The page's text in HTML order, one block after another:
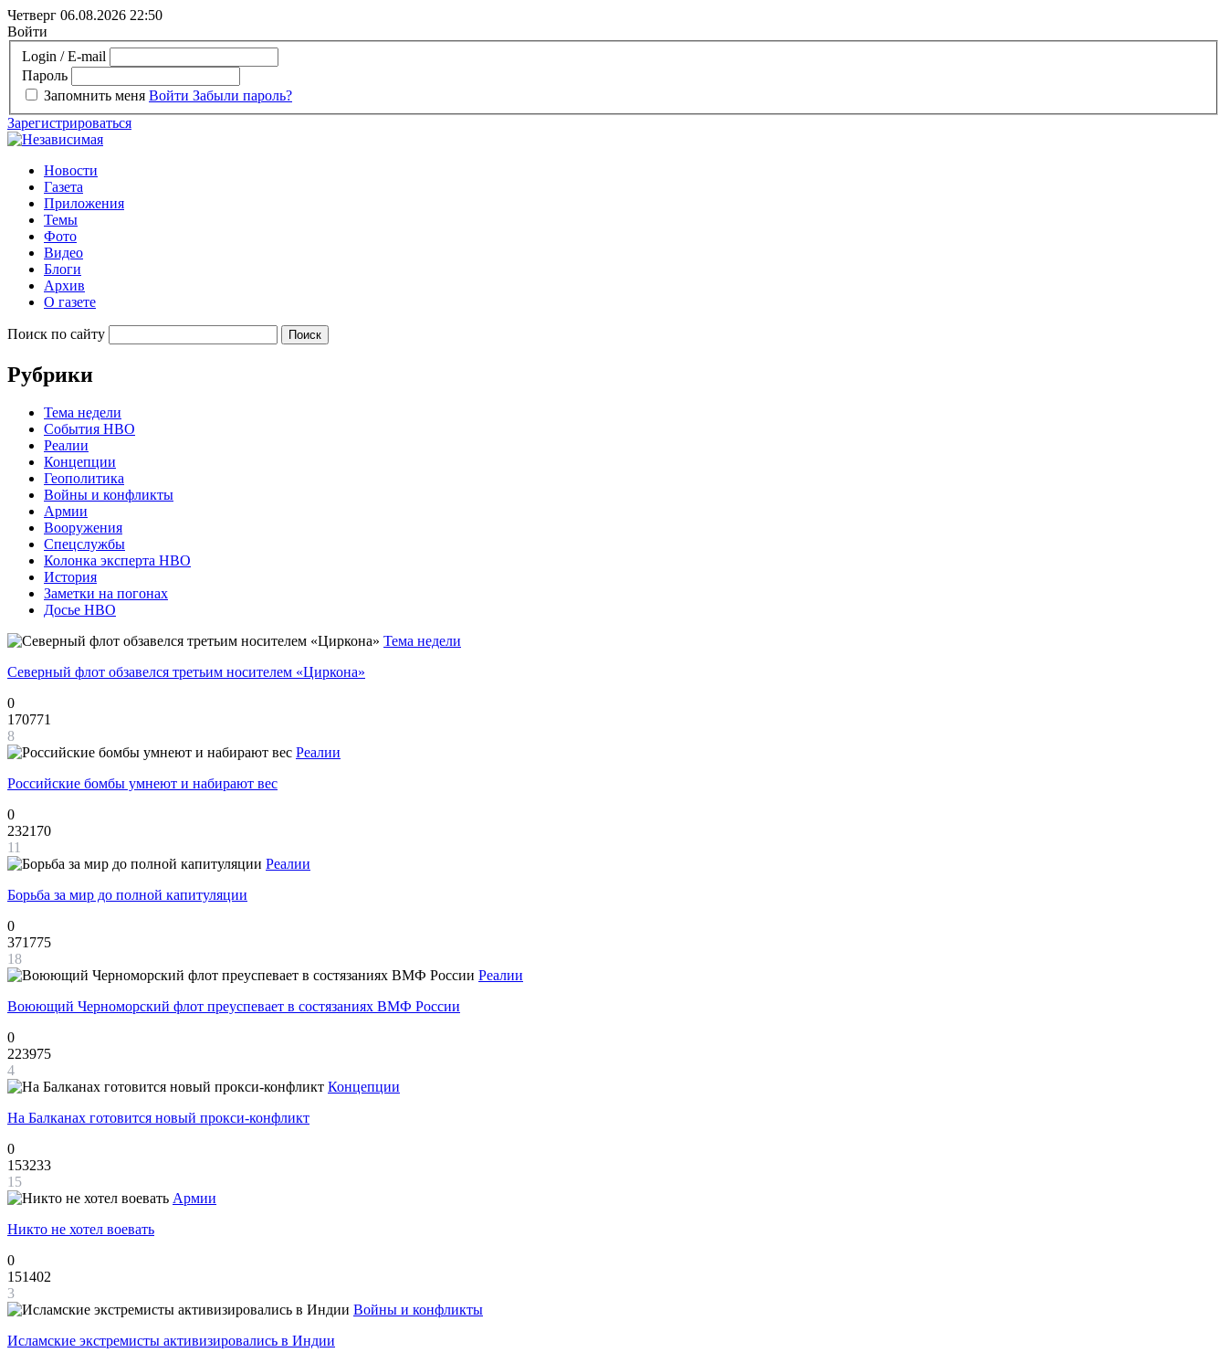
Четверг 06.08.2026 22:50
Войти
Login / E-mail
Пароль
Запомнить меня Войти Забыли пароль?
Зарегистрироваться
Новости
Газета
Приложения
Темы
Фото
Видео
Блоги
Архив
О газете
Поиск по сайту
Рубрики
Тема недели
События НВО
Реалии
Концепции
Геополитика
Войны и конфликты
Армии
Вооружения
Спецслужбы
Колонка эксперта НВО
История
Заметки на погонах
Досье НВО
Тема недели
Северный флот обзавелся третьим носителем «Циркона»
0
170771
8
Реалии
Российские бомбы умнеют и набирают вес
0
232170
11
Реалии
Борьба за мир до полной капитуляции
0
371775
18
Реалии
Воюющий Черноморский флот преуспевает в состязаниях ВМФ России
0
223975
4
Концепции
На Балканах готовится новый прокси-конфликт
0
153233
15
Армии
Никто не хотел воевать
0
151402
3
Войны и конфликты
Исламские экстремисты активизировались в Индии